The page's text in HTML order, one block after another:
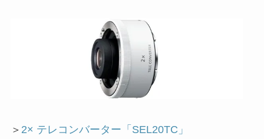
＞ 2× テレコンバーター「SEL20TC」